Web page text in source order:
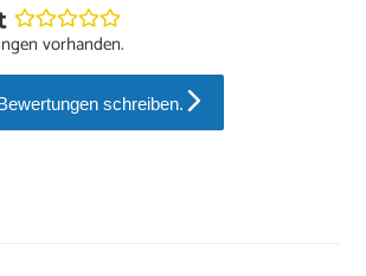
vorhanden.
schreiben.